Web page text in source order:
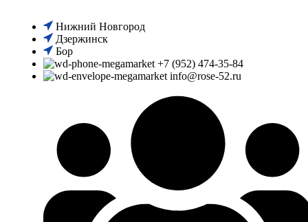
Нижний Новгород
Дзержинск
Бор
+7 (952) 474-35-84
info@rose-52.ru